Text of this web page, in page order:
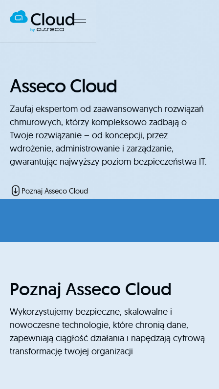
Asseco Cloud
Zaufaj ekspertom od zaawansowanych rozwiązań
chmurowych, którzy kompleksowo zadbają o
Twoje rozwiązanie – od koncepcji, przez
wdrożenie, administrowanie i zarządzanie,
gwarantując najwyższy poziom bezpieczeństwa IT.
Poznaj Asseco Cloud
Poznaj Asseco Cloud
Wykorzystujemy bezpieczne, skalowalne i
nowoczesne technologie, które chronią dane,
zapewniają ciągłość działania i napędzają cyfrową
transformację twojej organizacji